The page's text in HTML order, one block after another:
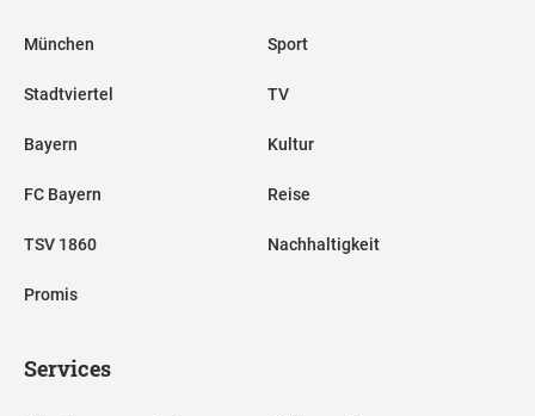
München
Stadtviertel
Bayern
FC Bayern
TSV 1860
Promis
Sport
TV
Kultur
Reise
Nachhaltigkeit
Services